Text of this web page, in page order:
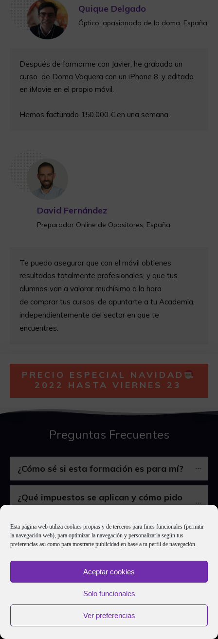
Esta página web utiliza cookies propias y de terceros para fines funcionales (permitir
la navegación web), para optimizar la navegación y personalizarla según tus
preferencias así como para mostrarte publicidad en base a tu perfil de navegación.
Aceptar cookies
Solo funcionales
Ver preferencias
Quique Delgado
Óptico, apasionado de la doma. España
Después de formarme con Javier, he grabado un
curso de Doma Vaquera con un iPhone 8, y editado
en iMovie en el propio móvil.
Hemos facturado 150.000 € en una semana.
David Fernández
Preparador Online de Opositores, España
Te puedo asegurar que con el móvil obtienes
resultados totalmente profesionales, y que tus
alumnos van a valorar muchísimo a la hora
de comprar tus cursos, de apuntarte a tu Academia,
independientemente del sector en que te
encuentres.
PRECIO ESPECIAL NAVIDAD
2022 HASTA VIERNES 23
Preguntas Frecuentes
¿Cómo sé si esta formación es para mí?
¿Qué impuestos se aplican y cómo pido
¿Puedo ver las clases cuando yo quiera?
¿Es posible hacer el pago aplazado?
¿Y si me surgen dudas?
¿En qué se diferencia el Plan Avanza del